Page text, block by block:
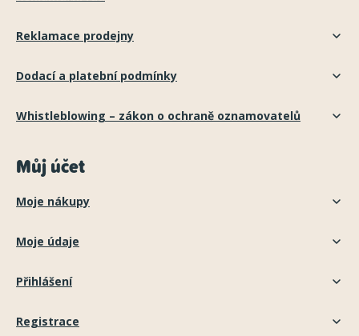
Reklamace prodejny
Dodací a platební podmínky
Whistleblowing – zákon o ochraně oznamovatelů
Můj účet
Moje nákupy
Moje údaje
Přihlášení
Registrace